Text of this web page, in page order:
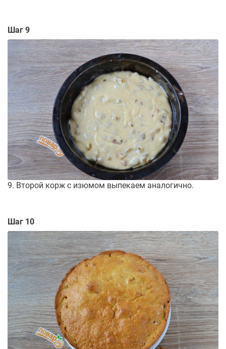
Шаг 9
9. Второй корж с изюмом выпекаем аналогично.
Шаг 10